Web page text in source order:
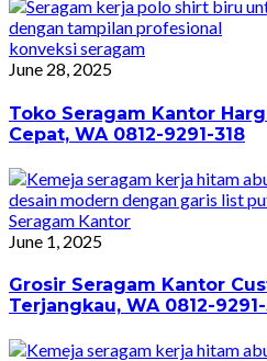
konveksi seragam
June 28, 2025
Toko Seragam Kantor
Cepat, WA 0812-9291-318
Seragam Kantor
June 1, 2025
Grosir Seragam Kantor
Terjangkau, WA 0812-9291-